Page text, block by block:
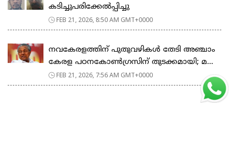
കടിച്ചുപരിക്കേൽപ്പിച്ചു
FEB 21, 2026, 8:50 AM GMT+0000
നവകേരളത്തിന് പുതുവഴികൾ തേടി അഞ്ചാം
കേരള പഠനകോൺഗ്രസിന് തുടക്കമായി; മ...
FEB 21, 2026, 7:56 AM GMT+0000